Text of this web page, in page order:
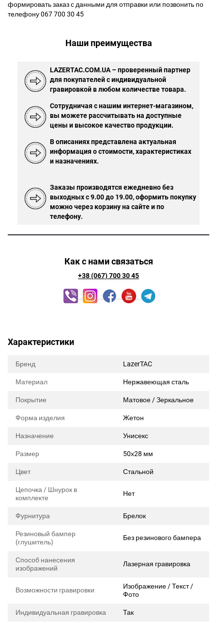
формировать заказ с данными для отправки или позвонить по
телефону 067 700 30 45
Наши преимущества
LAZERTAC.COM.UA – проверенный партнер
для покупателей с индивидуальной
гравировкой в ​​любом количестве товара.
Сотрудничая с нашим интернет-магазином,
вы можете рассчитывать на доступные
цены и высокое качество продукции.
В описаниях представлена ​​актуальная
информация о стоимости, характеристиках
и назначениях.
Заказы производятся ежедневно без
выходных с 9.00 до 19.00, оформить покупку
можно через корзину на сайте и по
телефону.
Как с нами связаться
+38 (067) 700 30 45
Характеристики
Бренд LazerTAC
Материал Нержавеющая сталь
Покрытие Матовое / Зеркальное
Форма изделия Жетон
Назначение Унисекс
Размер 50х28 мм
Цвет Стальной
Цепочка / Шнурок в
комплекте
Нет
Фурнитура Брелок
Резиновый бампер
(глушитель)
Без резинового бампера
Способ нанесения
изображений
Лазерная гравировка
Возможности гравировки
Изображение / Текст /
Фото
Индивидуальная гравировка Так